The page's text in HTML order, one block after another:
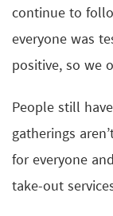
continue to
everyone was
positive, so we
People still
gatherings
for everyone
take-out